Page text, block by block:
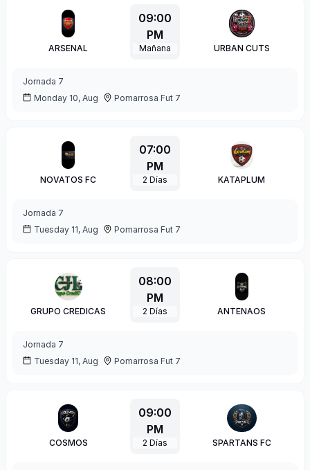
ARSENAL
09:00
PM
Mañana URBAN CUTS
Jornada 7
Monday 10, Aug
Pomarrosa Fut 7
NOVATOS FC
07:00
PM
2 Días KATAPLUM
Jornada 7
Tuesday 11, Aug
Pomarrosa Fut 7
GRUPO CREDICAS
08:00
PM
2 Días ANTENAOS
Jornada 7
Tuesday 11, Aug
Pomarrosa Fut 7
COSMOS
09:00
PM
2 Días SPARTANS FC